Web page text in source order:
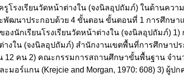
โรงเรียนวัดหน้าต่างใน (จงนิลอุปถัมภ์) ในด้านคว
ฒนาประกอบด้วย 4 ขั้นตอน ขั้นตอนที่ 1 การศึกษา
งนักเรียนโรงเรียนวัดหน้าต่างใน (จงนิลอุปถัมภ์)
งใน (จงนิลอุปถัมภ์) สำนักงานเขตพื้นที่การศึกษาป
12 คน 2) คณะกรรมการสถานศึกษาขั้นพื้นฐาน จำน
มอร์แกน (Krejcie and Morgan, 1970: 608) 3) ผู้ป